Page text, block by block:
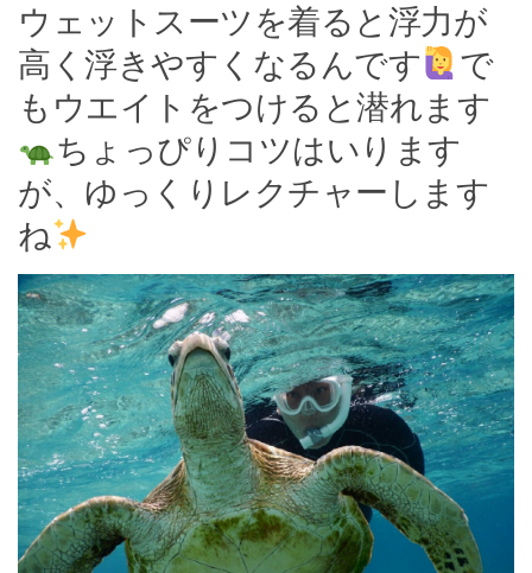
ウェットスーツを着ると浮力が
高く浮きやすくなるんです
で
もウエイトをつけると潜れます
ちょっぴりコツはいります
が、ゆっくりレクチャーします
ね